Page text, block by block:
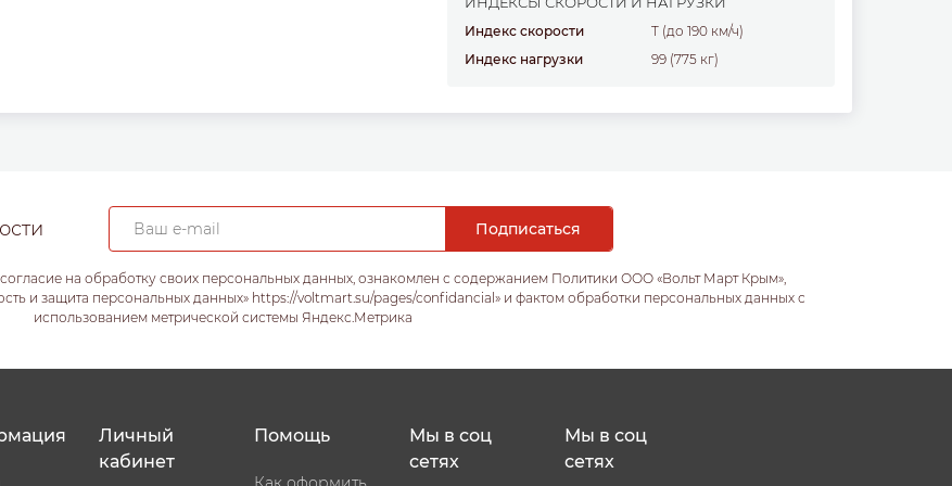
Индекс скорости
T (до 190 км/ч)
Индекс нагрузки
99 (775 кг)
на обработку своих персональных данных, ознакомлен с содержанием Политики ООО «Вольт Март Крым»,
и защита персональных данных» https://voltmart.su/pages/confidancial» и фактом обработки персональных данных с
использованием метрической системы Яндекс.Метрика
Личный
кабинет
Помощь
Мы в соц
сетях
Мы в соц
сетях